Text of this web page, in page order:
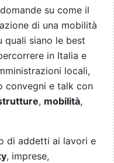
su come il
di una mobilità
quali siano le best
in Italia e
locali,
convegni e talk con
, mobilità,
di addetti ai lavori e
, imprese,